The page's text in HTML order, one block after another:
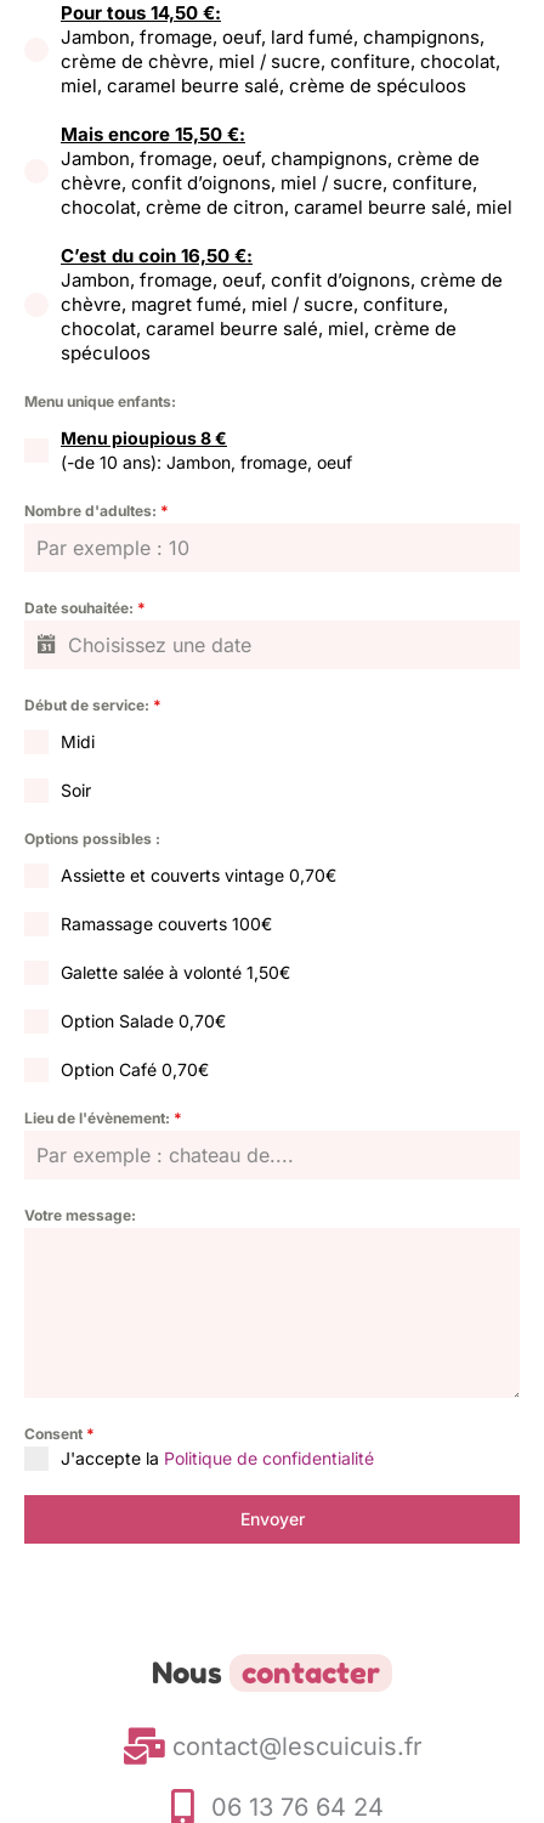
Pour tous 14,50 €:
Jambon, fromage, oeuf, lard fumé, champignons,
crème de chèvre, miel / sucre, confiture, chocolat,
miel, caramel beurre salé, crème de spéculoos
Mais encore 15,50 €:
Jambon, fromage, oeuf, champignons, crème de
chèvre, confit d’oignons, miel / sucre, confiture,
chocolat, crème de citron, caramel beurre salé, miel
C’est du coin 16,50 €:
Jambon, fromage, oeuf, confit d’oignons, crème de
chèvre, magret fumé, miel / sucre, confiture,
chocolat, caramel beurre salé, miel, crème de
spéculoos
Menu unique enfants:
Menu pioupious 8 €
(-de 10 ans): Jambon, fromage, oeuf
Nombre d'adultes: *
Date souhaitée: *
Début de service: *
Midi
Soir
Options possibles :
Assiette et couverts vintage 0,70€
Ramassage couverts 100€
Galette salée à volonté 1,50€
Option Salade 0,70€
Option Café 0,70€
Lieu de l'évènement: *
Votre message:
Consent *
J'accepte la Politique de confidentialité
Envoyer
Nous contacter
contact@lescuicuis.fr
06 13 76 64 24